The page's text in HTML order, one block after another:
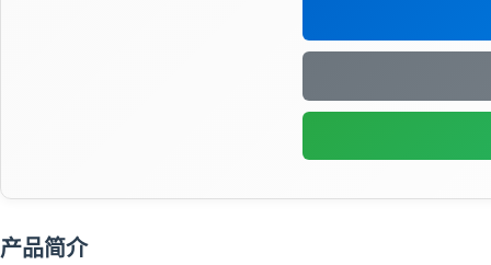
产品简介